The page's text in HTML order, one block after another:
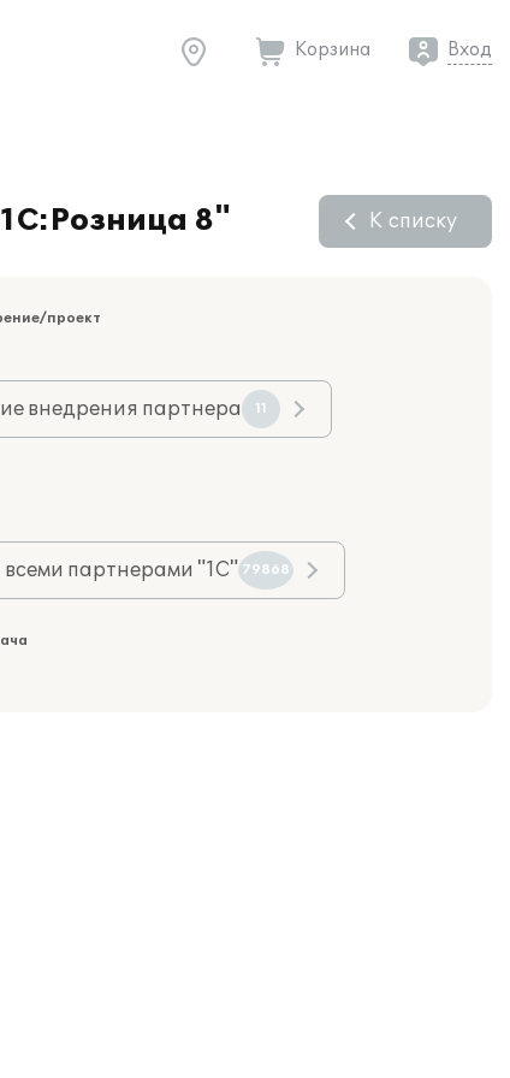
Корзина Вход
8" К списку
проект
внедрения партнера 11
партнерами "1С" 79868